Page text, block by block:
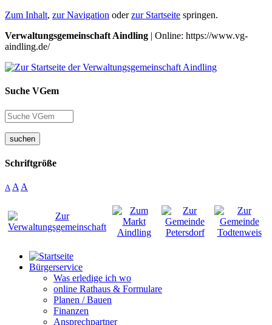
Zum Inhalt, zur Navigation oderzur Startseite springen.
Verwaltungsgemeinschaft Aindling | Online: https://www.vg-
aindling.de/
Suche VGem
suchen
Schriftgröße
A A A
Bürgerservice
Was erledige ich wo
online Rathaus & Formulare
Planen / Bauen
Finanzen
Ansprechpartner